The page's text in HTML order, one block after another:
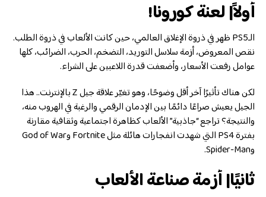
أولاً| لعنة كورونا!
الـPS5 ظهر في ذروة الإغلاق العالمي، حين كانت الألعاب في ذروة الطلب.
نقص المعروض، أزمة سلاسل التوريد، التضخم، الحرب، الضرائب، كلها
عوامل رفعت الأسعار، وأضعفت قدرة اللاعبين على الشراء.
لكن هناك تأثيرًا آخر أقل وضوحًا، وهو تغيّر علاقة جيل Z بالإنترنت.. هذا
الجيل يعيش صراعًا دائمًا بين الإدمان الرقمي والرغبة في الهروب منه،
والنتيجة؟ تراجع “جاذبية” الألعاب كظاهرة اجتماعية وثقافية مقارنة
بفترة PS4 التي شهدت انفجارات هائلة مثل Fortnite وGod of War
وSpider-Man.
ثانيًا| أزمة صناعة الألعاب